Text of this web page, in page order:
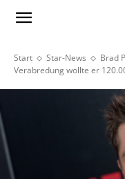
Start Star-News
Brad
Verabredung wollte er